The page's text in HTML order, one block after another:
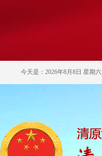
今天是：2026年8月8日 星期六